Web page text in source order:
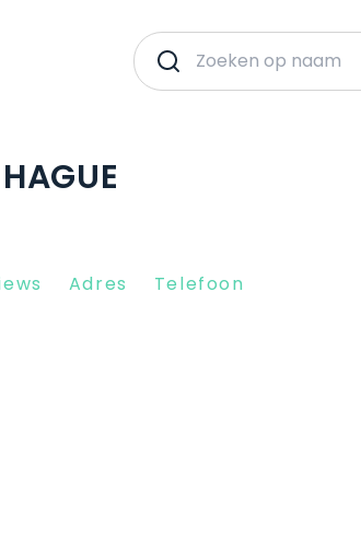
Adres Telefoon